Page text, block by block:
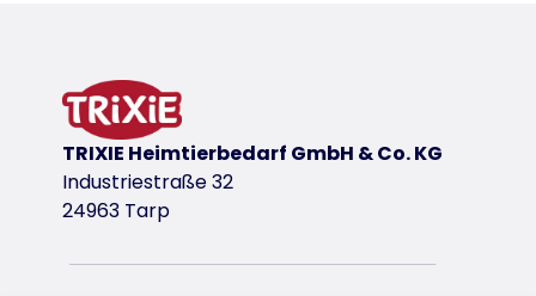
TRIXIE Heimtierbedarf GmbH & Co. KG
Industriestraße 32
24963 Tarp